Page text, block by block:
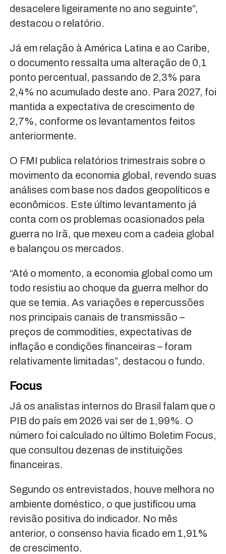
desacelere ligeiramente no ano seguinte”,
destacou o relatório.
Já em relação à América Latina e ao Caribe,
o documento ressalta uma alteração de 0,1
ponto percentual, passando de 2,3% para
2,4% no acumulado deste ano. Para 2027, foi
mantida a expectativa de crescimento de
2,7%, conforme os levantamentos feitos
anteriormente.
O FMI publica relatórios trimestrais sobre o
movimento da economia global, revendo suas
análises com base nos dados geopolíticos e
econômicos. Este último levantamento já
conta com os problemas ocasionados pela
guerra no Irã, que mexeu com a cadeia global
e balançou os mercados.
“Até o momento, a economia global como um
todo resistiu ao choque da guerra melhor do
que se temia. As variações e repercussões
nos principais canais de transmissão –
preços de commodities, expectativas de
inflação e condições financeiras – foram
relativamente limitadas”, destacou o fundo.
Focus
Já os analistas internos do Brasil falam que o
PIB do país em 2026 vai ser de 1,99%. O
número foi calculado no último Boletim Focus,
que consultou dezenas de instituições
financeiras.
Segundo os entrevistados, houve melhora no
ambiente doméstico, o que justificou uma
revisão positiva do indicador. No mês
anterior, o consenso havia ficado em 1,91%
de crescimento.